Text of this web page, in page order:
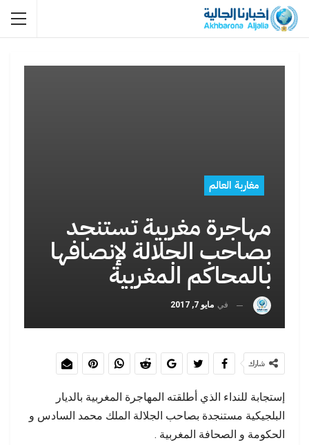
مغاربة العالم
مهاجرة مغربية تستنجد
بصاحب الجلالة لإنصافها
بالمحاكم المغربية
في مايو 7, 2017
شارك
إستجابة للنداء الذي أطلقته المهاجرة المغربية بالديار
البلجيكية مستنجدة بصاحب الجلالة الملك محمد السادس و
الحكومة و الصحافة المغربية .